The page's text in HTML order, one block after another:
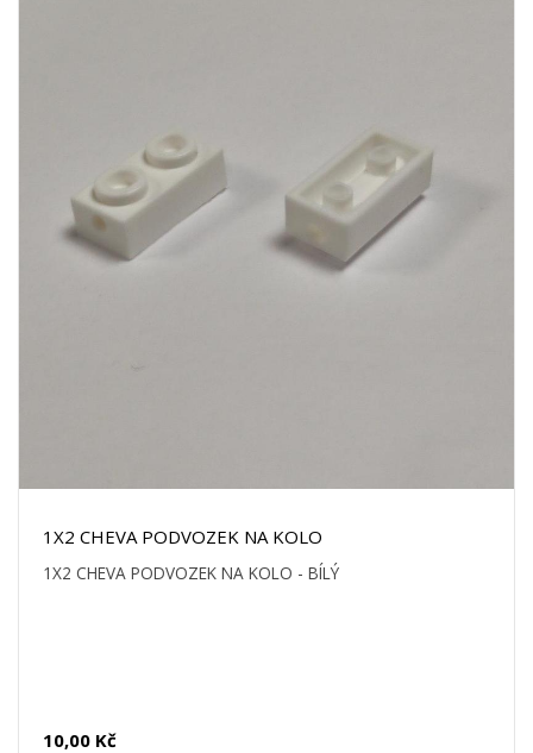
1X2 CHEVA PODVOZEK NA KOLO
1X2 CHEVA PODVOZEK NA KOLO - BÍLÝ
10,00 Kč